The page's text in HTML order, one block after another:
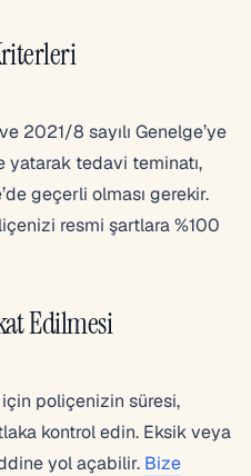
2021/8 sayılı Genelge’ye
yatarak tedavi teminatı,
geçerli olması gerekir.
resmi şartlara %100
Edilmesi
poliçenizin süresi,
kontrol edin. Eksik veya
yol açabilir. Bize